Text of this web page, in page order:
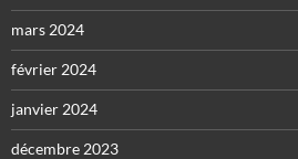
mars 2024
février 2024
janvier 2024
décembre 2023